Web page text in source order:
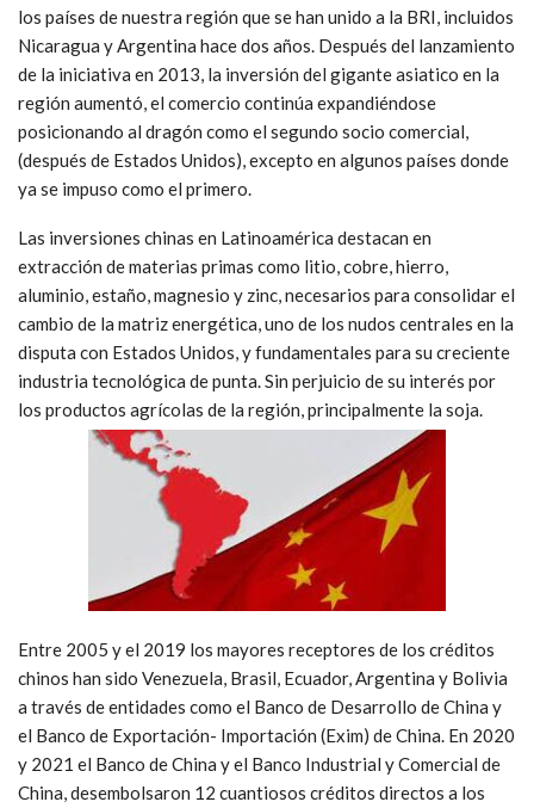
los países de nuestra región que se han unido a la BRI, incluidos
Nicaragua y Argentina hace dos años. Después del lanzamiento
de la iniciativa en 2013, la inversión del gigante asiatico en la
región aumentó, el comercio continúa expandiéndose
posicionando al dragón como el segundo socio comercial,
(después de Estados Unidos), excepto en algunos países donde
ya se impuso como el primero.
Las inversiones chinas en Latinoamérica destacan en
extracción de materias primas como litio, cobre, hierro,
aluminio, estaño, magnesio y zinc, necesarios para consolidar el
cambio de la matriz energética, uno de los nudos centrales en la
disputa con Estados Unidos, y fundamentales para su creciente
industria tecnológica de punta. Sin perjuicio de su interés por
los productos agrícolas de la región, principalmente la soja.
Entre 2005 y el 2019 los mayores receptores de los créditos
chinos han sido Venezuela, Brasil, Ecuador, Argentina y Bolivia
a través de entidades como el Banco de Desarrollo de China y
el Banco de Exportación- Importación (Exim) de China. En 2020
y 2021 el Banco de China y el Banco Industrial y Comercial de
China, desembolsaron 12 cuantiosos créditos directos a los